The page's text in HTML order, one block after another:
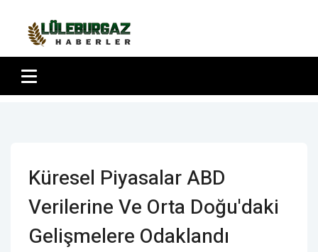
Küresel Piyasalar ABD
Verilerine Ve Orta Doğu'daki
Gelişmelere Odaklandı